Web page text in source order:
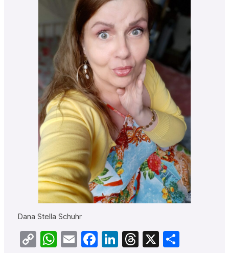
Dana Stella Schuhr
CopyWhatsApp
EmailFacebook
LinkedIn
Threads
X Teilen